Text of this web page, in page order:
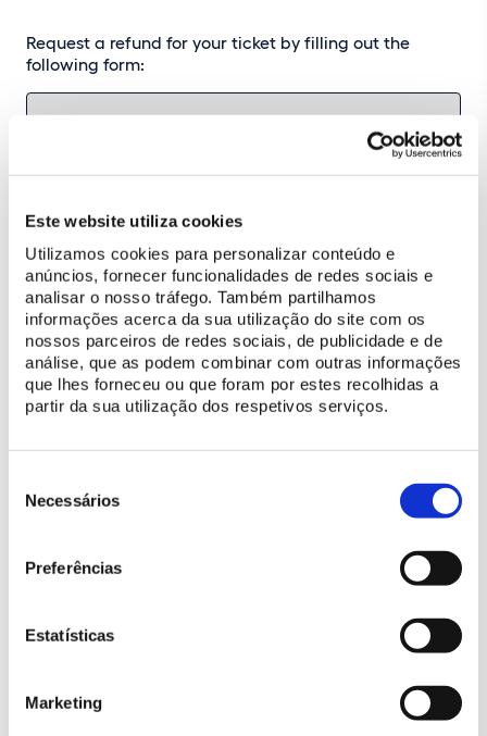
Este website utiliza cookies
Utilizamos cookies para personalizar conteúdo e
anúncios, fornecer funcionalidades de redes sociais e
analisar o nosso tráfego. Também partilhamos
informações acerca da sua utilização do site com os
nossos parceiros de redes sociais, de publicidade e de
análise, que as podem combinar com outras informações
que lhes forneceu ou que foram por estes recolhidas a
partir da sua utilização dos respetivos serviços.
Necessários
Preferências
Estatísticas
Marketing
Request a refund for your ticket by filling out the
following form: